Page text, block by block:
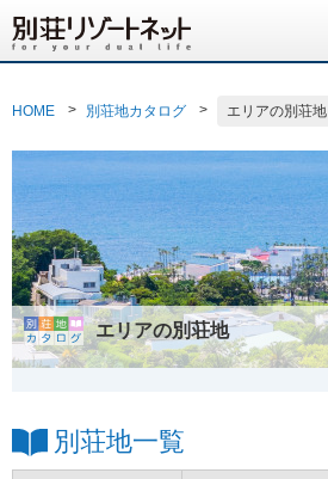
HOME 別荘地カタログ エリアの別荘地
エリアの別荘地
別荘地一覧